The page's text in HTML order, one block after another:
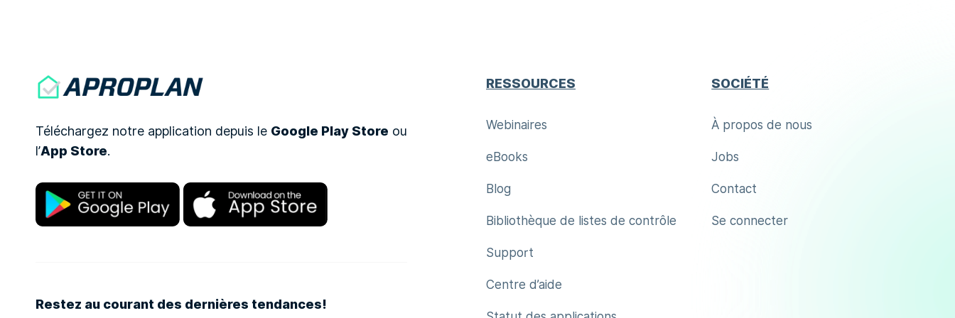
Téléchargez notre application depuis le Google Play Store ou
l’App Store.
Restez au courant des dernières tendances!
RESSOURCES
Webinaires
eBooks
Blog
Bibliothèque de listes de contrôle
Support
Centre d’aide
SOCIÉTÉ
À propos de nous
Jobs
Contact
Se connecter